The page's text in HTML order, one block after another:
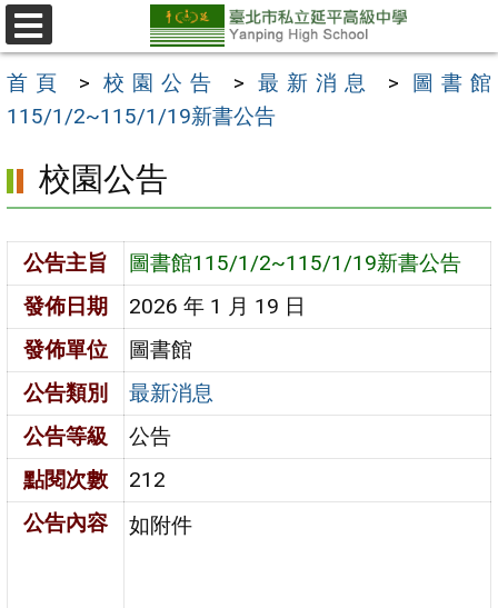
跳
至
主
要
區
選
單
首頁 > 校園公告 > 最新消息 > 圖書館
115/1/2~115/1/19新書公告
校園公告
公告主旨
圖書館115/1/2~115/1/19新書公告
發佈日期
2026 年 1 月 19 日
發佈單位
圖書館
公告類別
最新消息
公告等級
公告
點閱次數
212
公告內容
如附件